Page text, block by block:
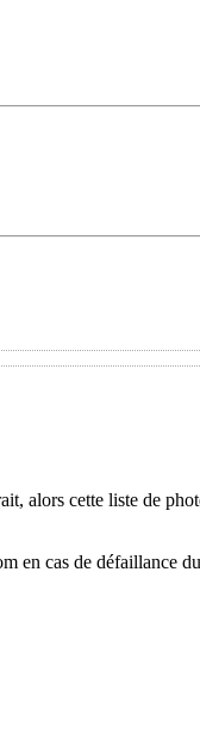
alors cette liste de
en cas de défaillance